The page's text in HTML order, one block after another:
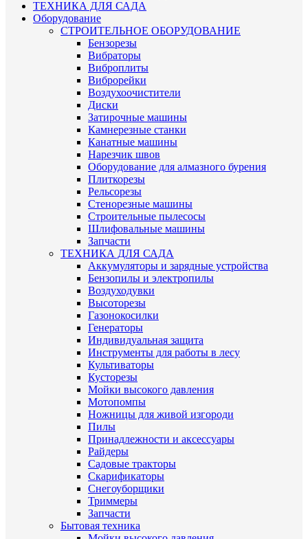
ТЕХНИКА ДЛЯ САДА
Оборудование
СТРОИТЕЛЬНОЕ ОБОРУДОВАНИЕ
Бензорезы
Вибраторы
Виброплиты
Виброрейки
Воздухоочистители
Диски
Затирочные машины
Камнерезные станки
Канатные машины
Нарезчик швов
Оборудование для алмазного бурения
Плиткорезы
Рельсорезы
Стенорезные машины
Строительные пылесосы
Шлифовальные машины
Запчасти
ТЕХНИКА ДЛЯ САДА
Аккумуляторы и зарядные устройства
Бензопилы и электропилы
Воздуходувки
Высоторезы
Газонокосилки
Генераторы
Индивидуальная защита
Инструменты для работы в лесу
Культиваторы
Кусторезы
Мойки высокого давления
Мотопомпы
Ножницы для живой изгороди
Пилы
Принадлежности и аксессуары
Райдеры
Садовые тракторы
Скарификаторы
Снегоуборщики
Триммеры
Запчасти
Бытовая техника